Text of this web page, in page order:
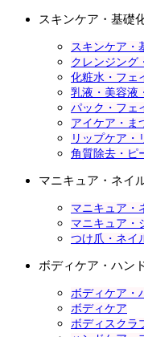
スキンケア・基礎
スキンケア・
クレンジング
化粧水・フェ
乳液・美容液
パック・フェ
アイケア・ま
リップケア・
角質除去・ピ
マニキュア・ネイ
マニキュア・
マニキュア・
つけ爪・ネイ
ボディケア・ハン
ボディケア・
ボディケア
ボディスクラ